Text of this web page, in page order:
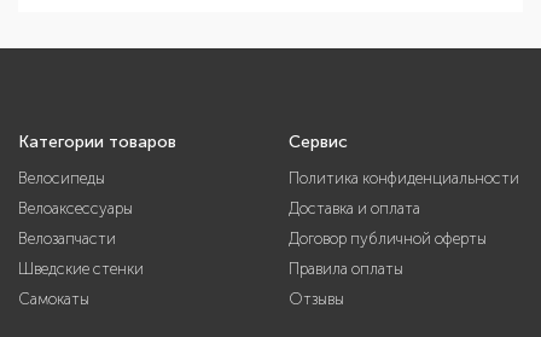
Категории товаров
Велосипеды
Велоаксессуары
Велозапчасти
Шведские стенки
Самокаты
Сервис
Политика конфиденциальности
Доставка и оплата
Договор публичной оферты
Правила оплаты
Отзывы